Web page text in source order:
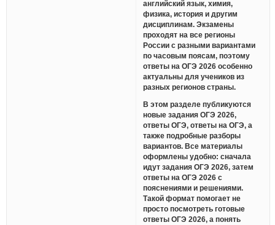
английский язык, химия,
физика, история и другим
дисциплинам. Экзамены
проходят на все регионы
России с разными вариантами
по часовым поясам, поэтому
ответы на ОГЭ 2026 особенно
актуальны для учеников из
разных регионов страны.
В этом разделе публикуются
новые задания ОГЭ 2026,
ответы ОГЭ, ответы на ОГЭ, а
также подробные разборы
вариантов. Все материалы
оформлены удобно: сначала
идут задания ОГЭ 2026, затем
ответы на ОГЭ 2026 с
пояснениями и решениями.
Такой формат помогает не
просто посмотреть готовые
ответы ОГЭ 2026, а понять